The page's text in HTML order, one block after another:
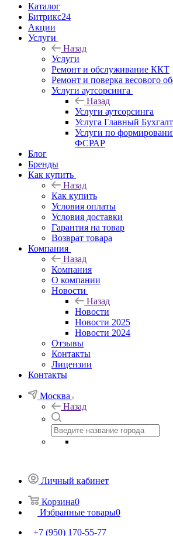
Каталог
Битрикс24
Акции
Услуги
Назад
Услуги
Ремонт и обслуживание ККТ
Ремонт и поверка весового
Услуги аутсорсинга
Назад
Услуги аутсорсинга
Услуга Главный
Услуги по
ФСРАР
Блог
Бренды
Как купить
Назад
Как купить
Условия оплаты
Условия доставки
Гарантия на товар
Возврат товара
Компания
Назад
Компания
О компании
Новости
Назад
Новости
Новости 2025
Новости 2024
Отзывы
Контакты
Лицензии
Контакты
Москва
Назад
Личный кабинет
Корзина0
Избранные товары0
+7 (950) 170-55-77